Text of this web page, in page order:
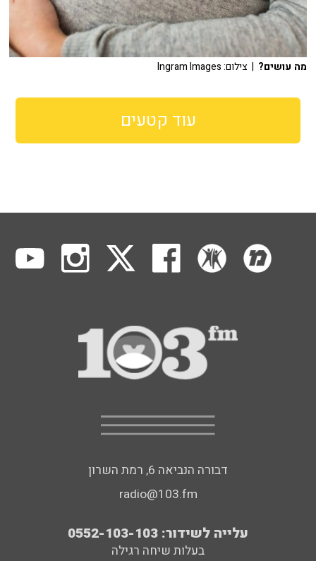
מה עושים? | צילום: Ingram Images
עוד קטעים
דבורה הנביאה 6, רמת השרון
radio@103.fm
עלייה לשידור: 0552-103-103
בעלות שיחה רגילה